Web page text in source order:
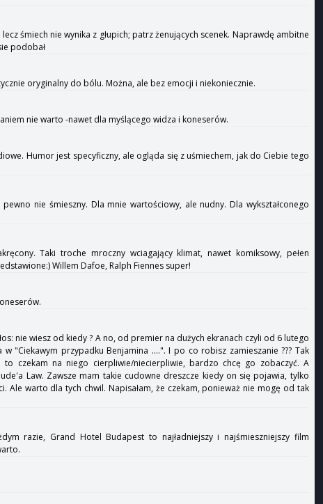
śmiech nie wynika z głupich; patrz żenujących scenek. Naprawdę ambitne
podobał
oryginalny do bólu. Można, ale bez emocji i niekoniecznie.
nie warto -nawet dla myślącego widza i koneserów.
Humor jest specyficzny, ale ogląda się z uśmiechem, jak do Ciebie tego
nie śmieszny. Dla mnie wartościowy, ale nudny. Dla wykształconego
Taki troche mroczny wciagający klimat, nawet komiksowy, pełen
Willem Dafoe, Ralph Fiennes super!
nie wiesz od kiedy ? A no, od premier na dużych ekranach czyli od 6 lutego
"Ciekawym przypadku Benjamina ....". I po co robisz zamieszanie ??? Tak
czekam na niego cierpliwie/niecierpliwie, bardzo chcę go zobaczyć. A
Law. Zawsze mam takie cudowne dreszcze kiedy on się pojawia, tylko
Ale warto dla tych chwil. Napisałam, że czekam, ponieważ nie mogę od tak
razie, Grand Hotel Budapest to najładniejszy i najśmieszniejszy film